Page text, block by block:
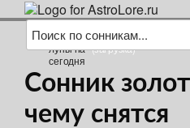
(загрузка)
Сонник
чему снятся